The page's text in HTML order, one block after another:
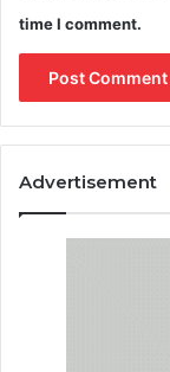
time I comment.
Advertisement